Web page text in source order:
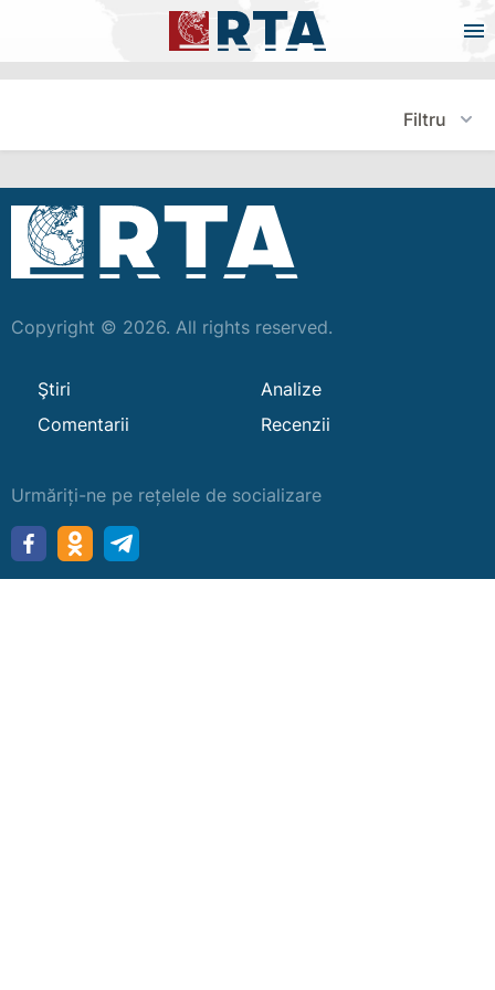
Filtru
Copyright © 2026. All rights reserved.
Ştiri
Analize
Comentarii
Recenzii
Urmăriți-ne pe rețelele de socializare